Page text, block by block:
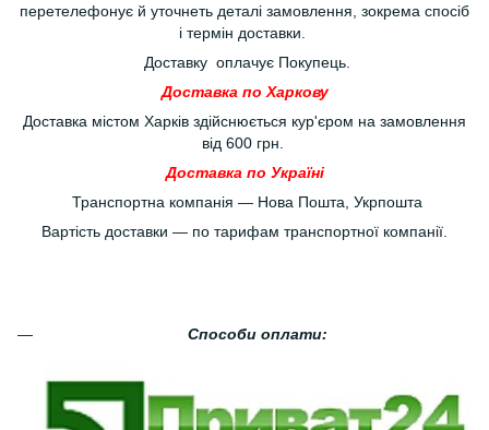
перетелефонує й уточнеть деталі замовлення, зокрема спосіб
і термін доставки.
Доставку оплачує Покупець.
Доставка по Харкову
Доставка містом Харків здійснюється кур'єром на замовлення
від 600 грн.
Доставка по Україні
Транспортна компанія — Нова Пошта, Укрпошта
Вартість доставки — по тарифам транспортної компанії.
Способи оплати: